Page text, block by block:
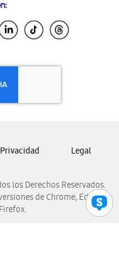
los Derechos Reservados.
de Chrome, Edge,
Privacidad Legal